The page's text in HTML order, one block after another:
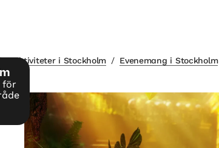
för
i Stockholm / Evenemang i Stockholm